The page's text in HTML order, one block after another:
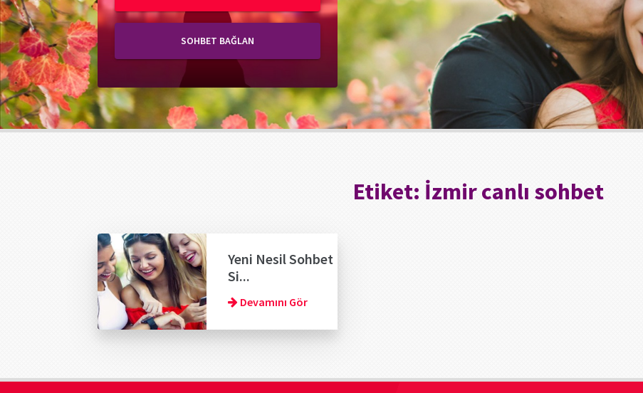
SOHBET BAĞLAN
Etiket: İzmir canlı sohbet
Yeni Nesil Sohbet
Si...
Devamını Gör